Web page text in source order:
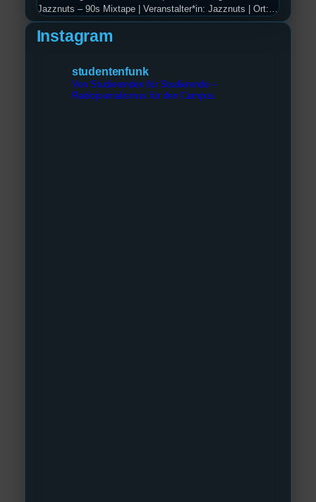
Jazznuts – 90s Mixtape | Veranstalter*in: Jazznuts | Ort:
Uni Regensburg – Audimax | Beginn: 20:00 Uhr Hast du
Lust auf eine Zeitreise in die 90er? Dann ist das aktuelle
Instagram
studentenfunk
Von Studierenden für Studierende –
Radiojournalismus für den Campus